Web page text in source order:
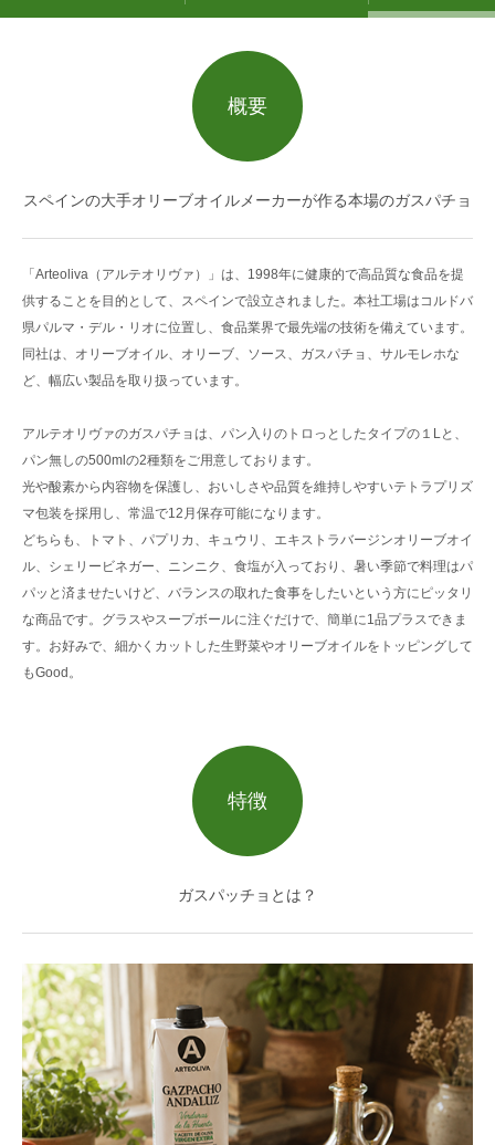
概要
スペインの大手オリーブオイルメーカーが作る本場のガスパチョ
「Arteoliva（アルテオリヴァ）」は、1998年に健康的で高品質な食品を提
供することを目的として、スペインで設立されました。本社工場はコルドバ
県パルマ・デル・リオに位置し、食品業界で最先端の技術を備えています。
同社は、オリーブオイル、オリーブ、ソース、ガスパチョ、サルモレホな
ど、幅広い製品を取り扱っています。
アルテオリヴァのガスパチョは、パン入りのトロっとしたタイプの１Lと、
パン無しの500mlの2種類をご用意しております。
光や酸素から内容物を保護し、おいしさや品質を維持しやすいテトラプリズ
マ包装を採用し、常温で12月保存可能になります。
どちらも、トマト、パプリカ、キュウリ、エキストラバージンオリーブオイ
ル、シェリービネガー、ニンニク、食塩が入っており、暑い季節で料理はパ
パッと済ませたいけど、バランスの取れた食事をしたいという方にピッタリ
な商品です。グラスやスープボールに注ぐだけで、簡単に1品プラスできま
す。お好みで、細かくカットした生野菜やオリーブオイルをトッピングして
もGood。
特徴
ガスパッチョとは？